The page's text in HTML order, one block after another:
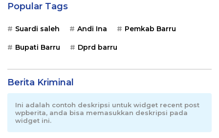
Popular Tags
Suardi saleh Andi Ina Pemkab Barru
Bupati Barru Dprd barru
Berita Kriminal
Ini adalah contoh deskripsi untuk widget recent post
wpberita, anda bisa memasukkan deskripsi pada
widget ini.